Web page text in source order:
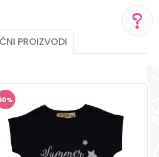
POMOĆ PRI KUPOVINI
Radno vreme
Pon-Subota: 09:00-
PROIZVODI
%